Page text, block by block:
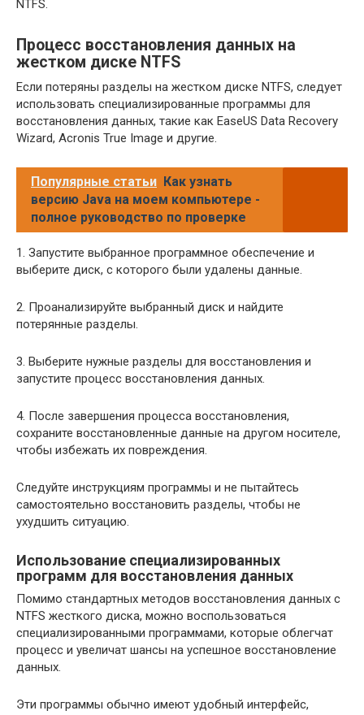
NTFS.
Процесс восстановления данных на
жестком диске NTFS
Если потеряны разделы на жестком диске NTFS, следует
использовать специализированные программы для
восстановления данных, такие как EaseUS Data Recovery
Wizard, Acronis True Image и другие.
Популярные статьи Как узнать
версию Java на моем компьютере -
полное руководство по проверке
1. Запустите выбранное программное обеспечение и
выберите диск, с которого были удалены данные.
2. Проанализируйте выбранный диск и найдите
потерянные разделы.
3. Выберите нужные разделы для восстановления и
запустите процесс восстановления данных.
4. После завершения процесса восстановления,
сохраните восстановленные данные на другом носителе,
чтобы избежать их повреждения.
Следуйте инструкциям программы и не пытайтесь
самостоятельно восстановить разделы, чтобы не
ухудшить ситуацию.
Использование специализированных
программ для восстановления данных
Помимо стандартных методов восстановления данных с
NTFS жесткого диска, можно воспользоваться
специализированными программами, которые облегчат
процесс и увеличат шансы на успешное восстановление
данных.
Эти программы обычно имеют удобный интерфейс,